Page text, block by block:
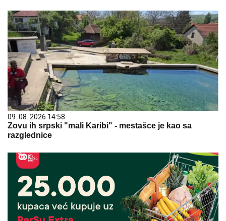
09. 08. 2026 14:58
Zovu ih srpski "mali Karibi" - mestašce je kao sa
razglednice